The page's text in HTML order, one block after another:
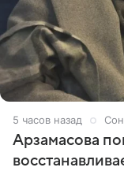
5 часов назад
Арзамасова